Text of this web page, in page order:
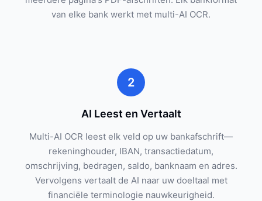
van elke bank werkt met multi-AI OCR.
2
AI Leest en Vertaalt
Multi-AI OCR leest elk veld op uw bankafschrift—
rekeninghouder, IBAN, transactiedatum,
omschrijving, bedragen, saldo, banknaam en adres.
Vervolgens vertaalt de AI naar uw doeltaal met
financiële terminologie nauwkeurigheid.